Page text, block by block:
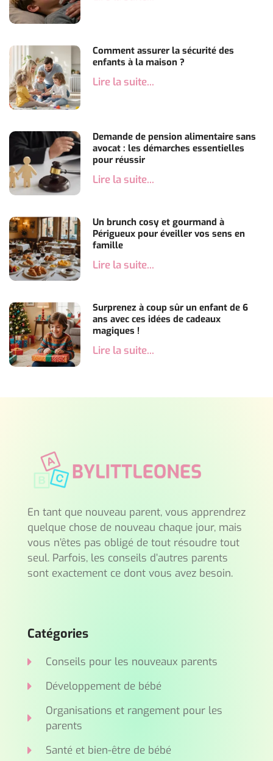
Comment assurer la sécurité des
enfants à la maison ?
Lire la suite...
Demande de pension alimentaire sans
avocat : les démarches essentielles
pour réussir
Lire la suite...
Un brunch cosy et gourmand à
Périgueux pour éveiller vos sens en
famille
Lire la suite...
Surprenez à coup sûr un enfant de 6
ans avec ces idées de cadeaux
magiques !
Lire la suite...
En tant que nouveau parent, vous apprendrez
quelque chose de nouveau chaque jour, mais
vous n’êtes pas obligé de tout résoudre tout
seul. Parfois, les conseils d’autres parents
sont exactement ce dont vous avez besoin.
Catégories
Conseils pour les nouveaux parents
Développement de bébé
Organisations et rangement pour les
parents
Santé et bien-être de bébé